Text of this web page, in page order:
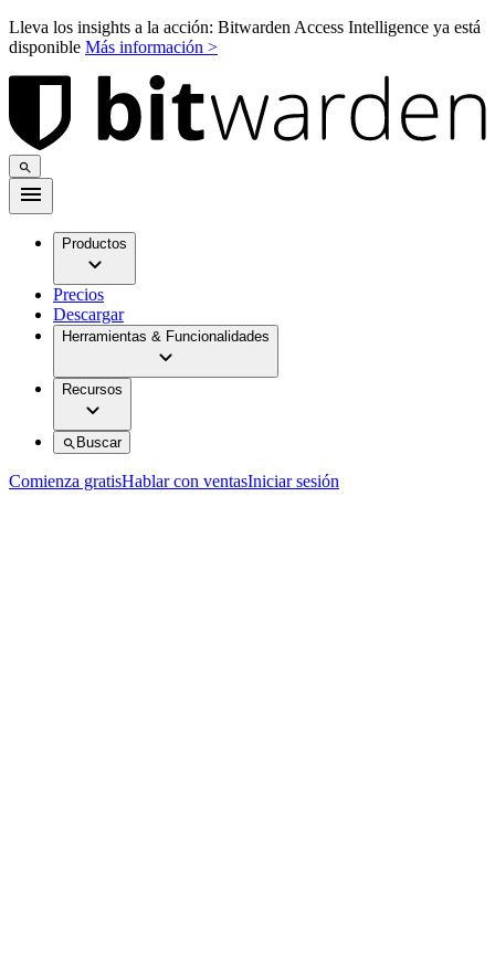
Lleva los insights a la acción: Bitwarden Access Intelligence ya está
disponible Más información >
Productos
Precios
Descargar
Herramientas & Funcionalidades
Recursos
Buscar
Comienza gratisHablar con ventasIniciar sesión